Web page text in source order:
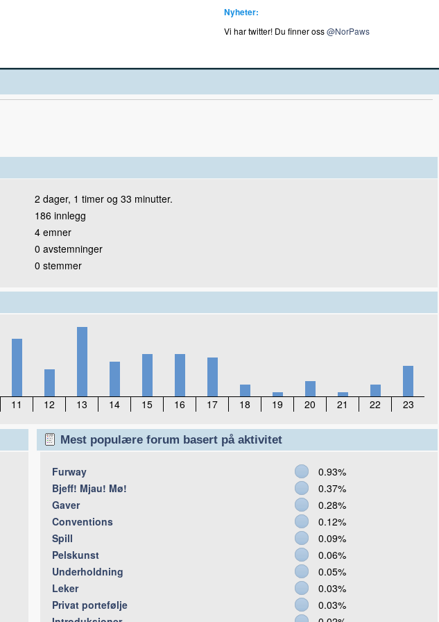
Nyheter:
Vi har twitter! Du finner oss@NorPaws
2 dager, 1 timer og 33 minutter.
186 innlegg
4 emner
0 avstemninger
0 stemmer
11 12 13 14 15 16 17 18 19 20 21 22 23
Mest populære forum basert på aktivitet
Furway
0.93%
Bjeff! Mjau! Mø!
0.37%
Gaver
0.28%
Conventions
0.12%
Spill
0.09%
Pelskunst
0.06%
Underholdning
0.05%
Leker
0.03%
Privat portefølje
0.03%